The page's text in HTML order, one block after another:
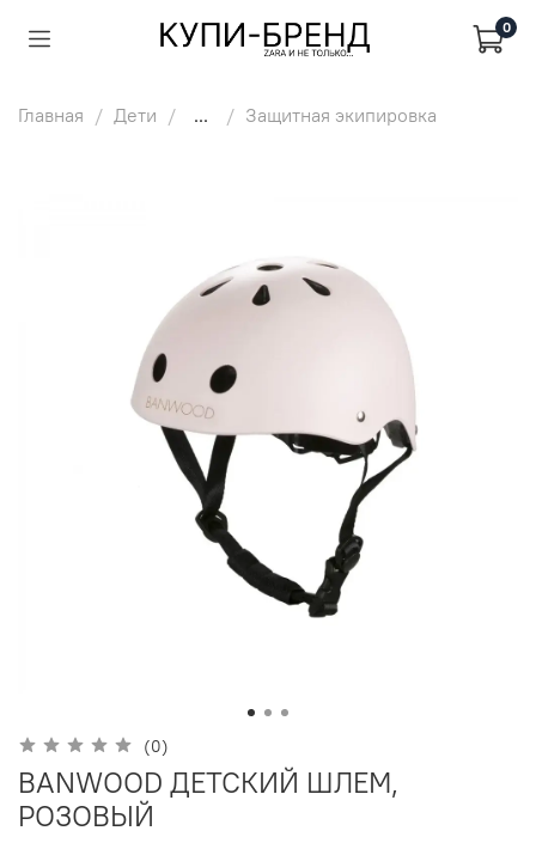
0
Главная Дети ... Защитная экипировка
(0)
BANWOOD ДЕТСКИЙ ШЛЕМ,
РОЗОВЫЙ